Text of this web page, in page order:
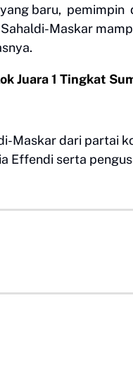
baru, pemimpin
Maskar
Juara 1 Tingkat
Maskar dari partai
Effendi serta